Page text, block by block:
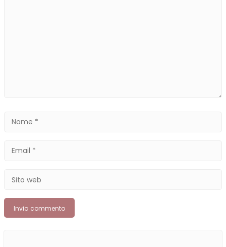
Nome
Email
Sito